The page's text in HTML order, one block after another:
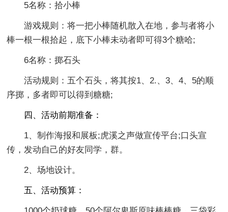
5名称：拾小棒
游戏规则：将一把小棒随机散入在地，参与者将小
棒一根一根拾起，底下小棒未动者即可得3个糖哈;
6名称：掷石头
活动规则：五个石头，将其按1、2.、3、4、5的顺
序掷，多者即可以得到糖糖;
四、活动前期准备：
1、制作海报和展板;虎溪之声做宣传平台;口头宣
传，发动自己的好友同学，群。
2、场地设计。
五、活动预算：